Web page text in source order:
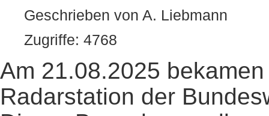
Geschrieben von A. Liebmann
Zugriffe: 4768
Am 21.08.2025
Radarstation der